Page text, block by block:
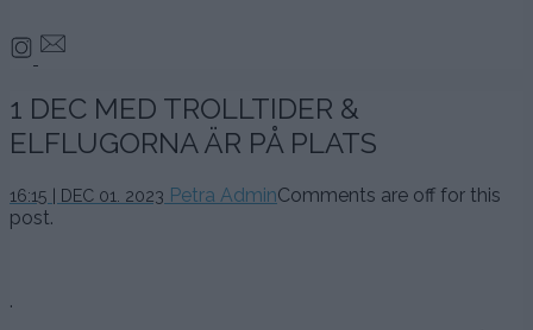
1 DEC MED TROLLTIDER &
ELFLUGORNA ÄR PÅ PLATS
16:15 | DEC 01. 2023 1Petra AdminComments are off for this
post.
.